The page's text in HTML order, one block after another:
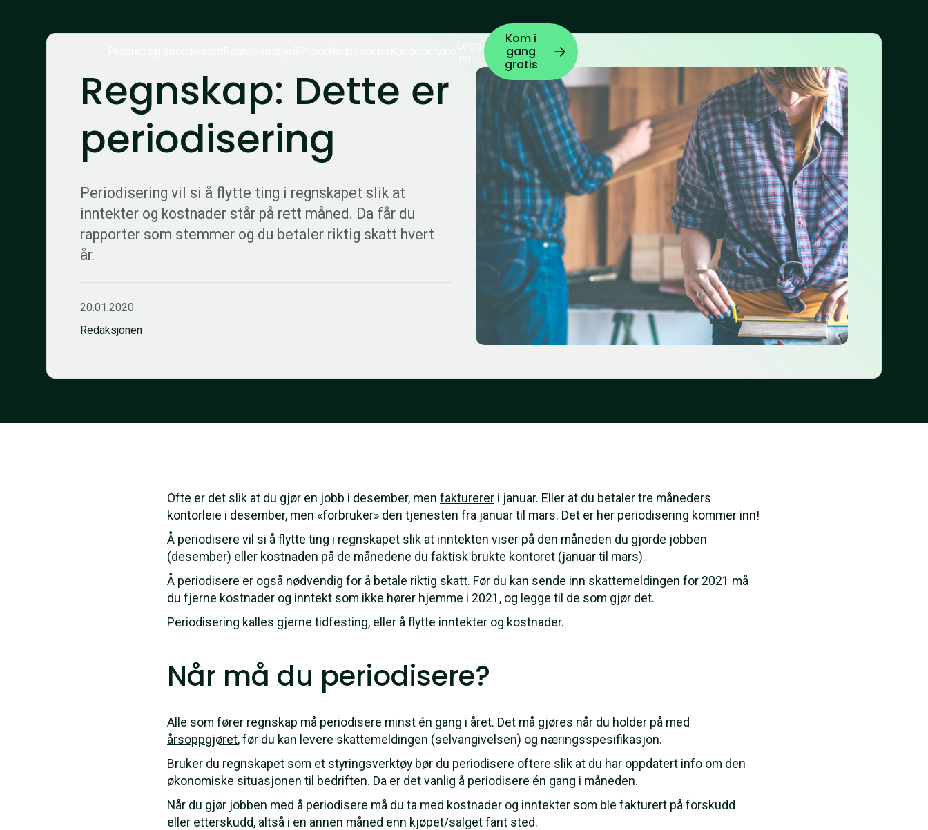
Logg
Kom i
gang
gratis
Regnskap: Dette er
periodisering
Periodisering vil si å flytte ting i regnskapet slik at
inntekter og kostnader står på rett måned. Da får du
rapporter som stemmer og du betaler riktig skatt hvert
år.
20.01.2020
Redaksjonen
Ofte er det slik at du gjør en jobb i desember, men fakturerer i januar. Eller at du betaler tre måneders
kontorleie i desember, men «forbruker» den tjenesten fra januar til mars. Det er her periodisering kommer inn!
Å periodisere vil si å flytte ting i regnskapet slik at inntekten viser på den måneden du gjorde jobben
(desember) eller kostnaden på de månedene du faktisk brukte kontoret (januar til mars).
Å periodisere er også nødvendig for å betale riktig skatt. Før du kan sende inn skattemeldingen for 2021 må
du fjerne kostnader og inntekt som ikke hører hjemme i 2021, og legge til de som gjør det.
Periodisering kalles gjerne tidfesting, eller å flytte inntekter og kostnader.
Når må du periodisere?
Alle som fører regnskap må periodisere minst én gang i året. Det må gjøres når du holder på med
årsoppgjøret, før du kan levere skattemeldingen (selvangivelsen) og næringsspesifikasjon.
Bruker du regnskapet som et styringsverktøy bør du periodisere oftere slik at du har oppdatert info om den
økonomiske situasjonen til bedriften. Da er det vanlig å periodisere én gang i måneden.
Når du gjør jobben med å periodisere må du ta med kostnader og inntekter som ble fakturert på forskudd
eller etterskudd, altså i en annen måned enn kjøpet/salget fant sted.